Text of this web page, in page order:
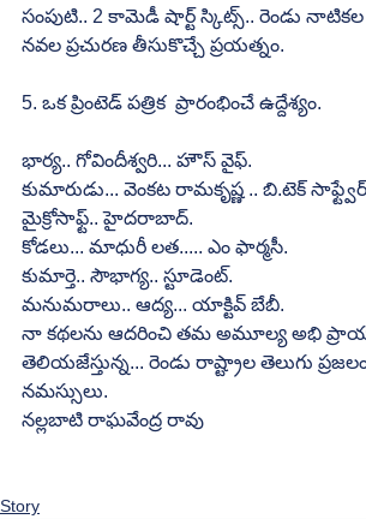
సంపుటి.. 2 కామెడీ షార్ట్ స్కిట్స్.. రెండు నాటికల
నవల ప్రచురణ తీసుకొచ్చే ప్రయత్నం.
5. ఒక ప్రింటెడ్ పత్రిక  ప్రారంభించే ఉద్దేశ్యం.
భార్య.. గోవిందీశ్వరి... హౌస్ వైఫ్.
కుమారుడు... వెంకట రామకృష్ణ .. బి.టెక్
మైక్రోసాఫ్ట్.. హైదరాబాద్.
కోడలు... మాధురీ లత..... ఎం ఫార్మసీ.
కుమార్తె.. సౌభాగ్య.. స్టూడెంట్.
మనుమరాలు.. ఆద్య... యాక్టివ్ బేబీ.
నా కథలను ఆదరించి తమ అమూల్య అభి
తెలియజేస్తున్న... రెండు రాష్ట్రాల తెలుగు
నమస్సులు.
నల్లబాటి రాఘవేంద్ర రావు
Story